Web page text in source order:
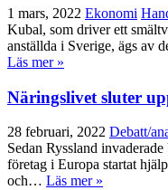
1 mars, 2022 Ekonomi
Kubal, som driver ett
anställda i Sverige, ägs av
Läs mer »
Näringslivet sluter
28 februari, 2022 Debatt/
Sedan Ryssland
företag i Europa startat
och… Läs mer »